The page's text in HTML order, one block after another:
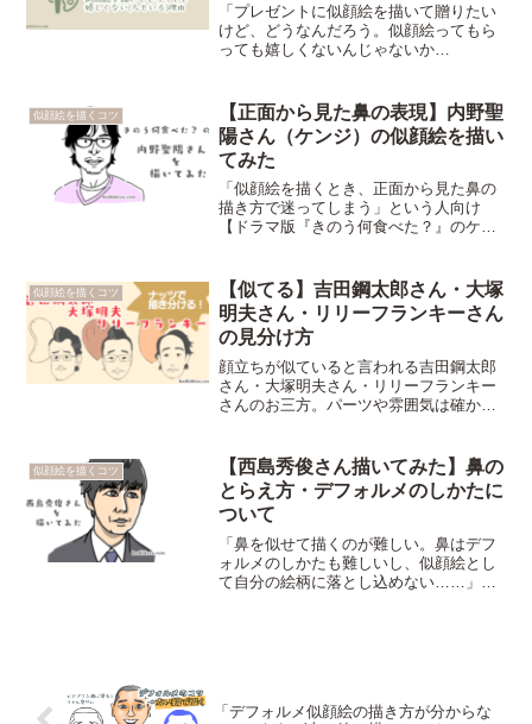
「プレゼントに似顔絵を描いて贈りたい
けど、どうなんだろう。似顔絵ってもら
っても嬉しくないんじゃないか
てプレゼントされても嬉しくない人もい
る」と感じています。ただの自己満足に
なっていないか、よく考えるようになり
ました】という記事。
似顔絵を描くコツ
【正面から見た鼻の表現】内野聖
陽さん（ケンジ）の似顔絵を描い
てみた
「似顔絵を描くとき、正面から見た鼻の
描き方で迷ってしまう」という人向け
【ドラマ版『きのう何食べた？』のケン
シロ役の西島秀俊さんを描くときとはま
た別のパターンが見えてきた】という記
事。
似顔絵を描くコツ
【似てる】吉田鋼太郎さん・大塚
明夫さん・リリーフランキーさん
の見分け方
顔立ちが似ていると言われる吉田鋼太郎
さん・大塚明夫さん・リリーフランキー
さんのお三方。パーツや雰囲気は確かに
描き分けるために、それぞれ頭の骨格を
ナッツにたとえて似顔絵にしてみた記
事。
似顔絵を描くコツ
【西島秀俊さん描いてみた】鼻の
とらえ方・デフォルメのしかたに
ついて
「鼻を似せて描くのが難しい。鼻はデフ
ォルメのしかたも難しいし、似顔絵とし
て自分の絵柄に落とし込めない……」と
「デフォルメ似顔絵の描き方が分からな